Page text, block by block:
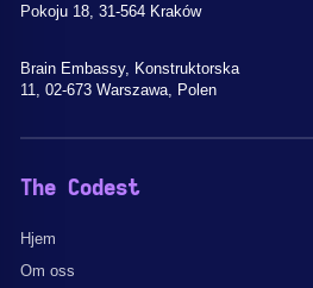
Pokoju 18, 31-564 Kraków
Brain Embassy, Konstruktorska
11, 02-673 Warszawa, Polen
The Codest
Hjem
Om oss